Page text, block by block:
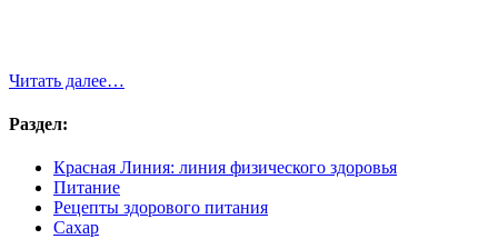
Читать далее…
Раздел:
Красная Линия: линия физического здоровья
Питание
Рецепты здорового питания
Сахар